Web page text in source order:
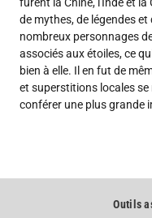
de mythes, de légendes
nombreux personnages
associés aux étoiles, ce
bien à elle. Il en fut de
et superstitions locales
conférer une plus grande
Outils